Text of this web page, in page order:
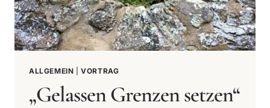
ALLGEMEIN |VORTRAG
„Gelassen Grenzen setzen“